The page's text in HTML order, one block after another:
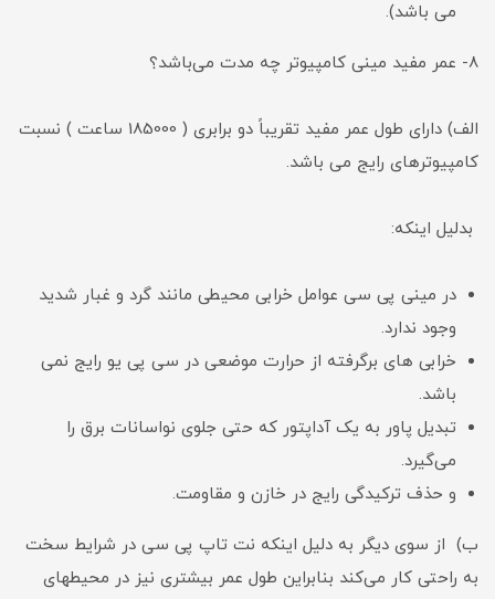
می باشد).
8- عمر مفید مینی کامپیوتر چه مدت می‌باشد؟
الف) دارای طول عمر مفید تقریباً دو برابری ( 185000 ساعت ) نسبت
کامپیوترهای رایج می باشد.
بدلیل اینکه:
در مینی پی سی عوامل خرابی محیطی مانند گرد و غبار شدید
وجود ندارد.
خرابی های برگرفته از حرارت موضعی در سی پی یو رایج نمی
باشد.
تبدیل پاور به یک آداپتور که حتی جلوی نواسانات برق را
می‌گیرد.
و حذف ترکیدگی رایج در خازن و مقاومت.
ب‌) از سوی دیگر به دلیل اینکه نت تاپ پی سی در شرایط سخت
به راحتی کار می‌کند بنابراین طول عمر بیشتری نیز در محیطهای